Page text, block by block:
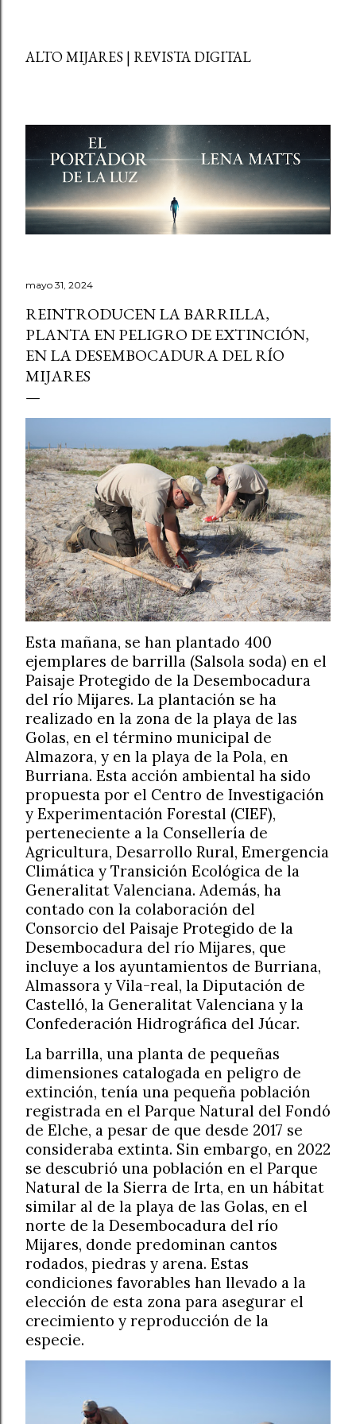
ALTO MIJARES | REVISTA DIGITAL
mayo 31, 2024
REINTRODUCEN LA BARRILLA,
PLANTA EN PELIGRO DE EXTINCIÓN,
EN LA DESEMBOCADURA DEL RÍO
MIJARES
Esta mañana, se han plantado 400
ejemplares de barrilla (Salsola soda) en el
Paisaje Protegido de la Desembocadura
del río Mijares. La plantación se ha
realizado en la zona de la playa de las
Golas, en el término municipal de
Almazora, y en la playa de la Pola, en
Burriana. Esta acción ambiental ha sido
propuesta por el Centro de Investigación
y Experimentación Forestal (CIEF),
perteneciente a la Consellería de
Agricultura, Desarrollo Rural, Emergencia
Climática y Transición Ecológica de la
Generalitat Valenciana. Además, ha
contado con la colaboración del
Consorcio del Paisaje Protegido de la
Desembocadura del río Mijares, que
incluye a los ayuntamientos de Burriana,
Almassora y Vila-real, la Diputación de
Castelló, la Generalitat Valenciana y la
Confederación Hidrográfica del Júcar.
La barrilla, una planta de pequeñas
dimensiones catalogada en peligro de
extinción, tenía una pequeña población
registrada en el Parque Natural del Fondó
de Elche, a pesar de que desde 2017 se
consideraba extinta. Sin embargo, en 2022
se descubrió una población en el Parque
Natural de la Sierra de Irta, en un hábitat
similar al de la playa de las Golas, en el
norte de la Desembocadura del río
Mijares, donde predominan cantos
rodados, piedras y arena. Estas
condiciones favorables han llevado a la
elección de esta zona para asegurar el
crecimiento y reproducción de la
especie.